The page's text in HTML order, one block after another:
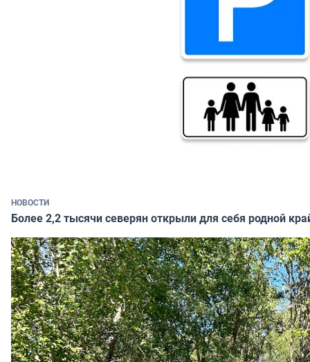
НОВОСТИ
Более 2,2 тысячи северян открыли для себя родной